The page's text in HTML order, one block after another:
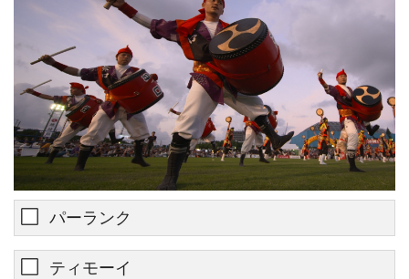
パーランク
ティモーイ